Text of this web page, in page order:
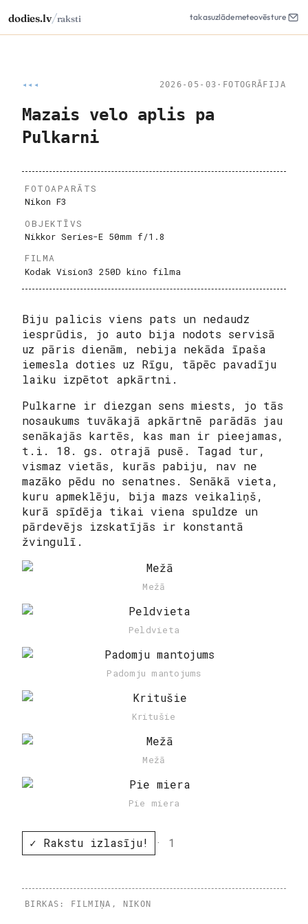
dodies.lv/raksti takasuzlādemeteovēsture
◂◂◂ 2026-05-03 · FOTOGRĀFIJA
Mazais velo aplis pa
Pulkarni
FOTOAPARĀTS
Nikon F3
OBJEKTĪVS
Nikkor Series-E 50mm f/1.8
FILMA
Kodak Vision3 250D kino filma
Biju palicis viens pats un nedaudz
iesprūdis, jo auto bija nodots servisā
uz pāris dienām, nebija nekāda īpaša
iemesla doties uz Rīgu, tāpēc pavadīju
laiku izpētot apkārtni.
Pulkarne ir diezgan sens miests, jo tās
nosaukums tuvākajā apkārtnē parādās jau
senākajās kartēs, kas man ir pieejamas,
t.i. 18. gs. otrajā pusē. Tagad tur,
vismaz vietās, kurās pabiju, nav ne
mazāko pēdu no senatnes. Senākā vieta,
kuru apmeklēju, bija mazs veikaliņš,
kurā spīdēja tikai viena spuldze un
pārdevējs izskatījās ir konstantā
žvingulī.
Mežā
Peldvieta
Padomju mantojums
Kritušie
Mežā
Pie miera
✓ Rakstu izlasīju! · 1
BIRKAS: FILMIŅA , NIKON